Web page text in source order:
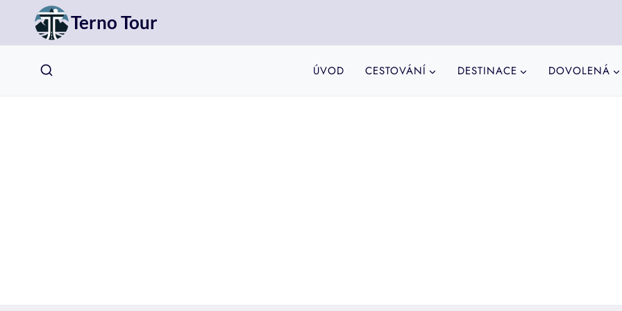
Přeskočit
obsah
Terno Tour
ÚVOD CESTOVÁNÍ DESTINACE DOVOLENÁ